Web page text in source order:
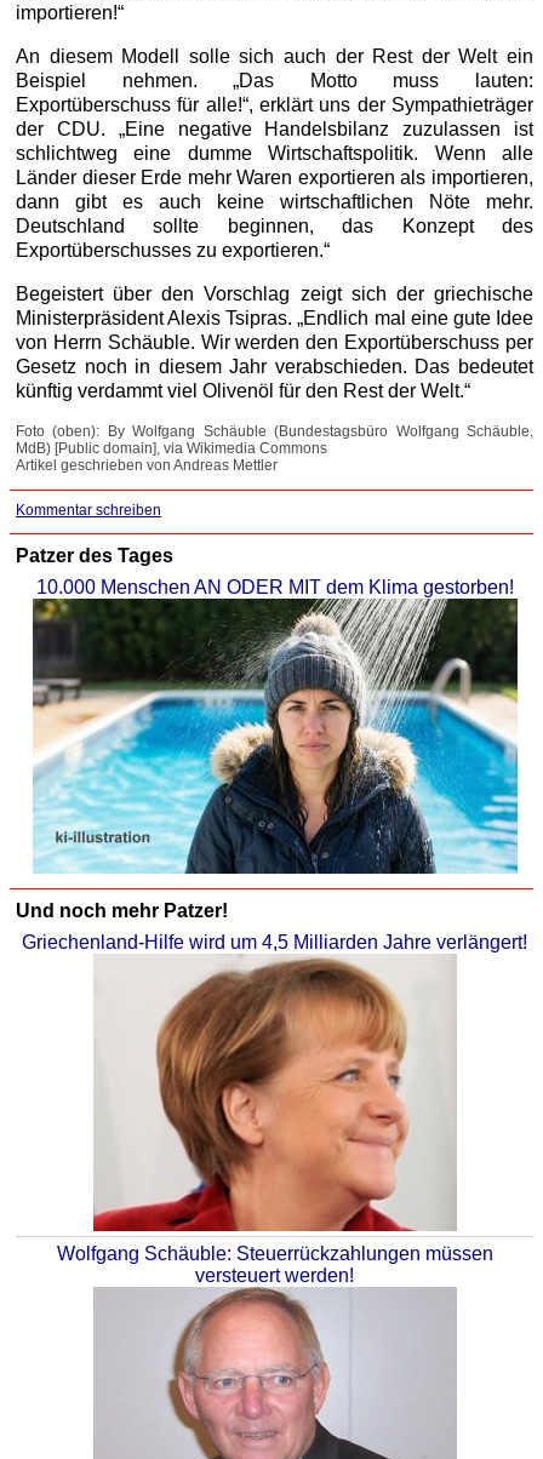
importieren!“
An diesem Modell solle sich auch der Rest der Welt ein
Beispiel nehmen. „Das Motto muss lauten:
Exportüberschuss für alle!“, erklärt uns der Sympathieträger
der CDU. „Eine negative Handelsbilanz zuzulassen ist
schlichtweg eine dumme Wirtschaftspolitik. Wenn alle
Länder dieser Erde mehr Waren exportieren als importieren,
dann gibt es auch keine wirtschaftlichen Nöte mehr.
Deutschland sollte beginnen, das Konzept des
Exportüberschusses zu exportieren.“
Begeistert über den Vorschlag zeigt sich der griechische
Ministerpräsident Alexis Tsipras. „Endlich mal eine gute Idee
von Herrn Schäuble. Wir werden den Exportüberschuss per
Gesetz noch in diesem Jahr verabschieden. Das bedeutet
künftig verdammt viel Olivenöl für den Rest der Welt.“
Foto (oben): By Wolfgang Schäuble (Bundestagsbüro Wolfgang Schäuble,
MdB) [Public domain], via Wikimedia Commons
Artikel geschrieben von Andreas Mettler
Kommentar schreiben
Patzer des Tages
10.000 Menschen AN ODER MIT dem Klima gestorben!
Und noch mehr Patzer!
Griechenland-Hilfe wird um 4,5 Milliarden Jahre verlängert!
Wolfgang Schäuble: Steuerrückzahlungen müssen
versteuert werden!